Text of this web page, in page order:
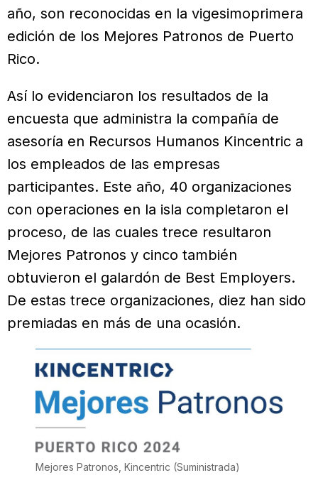
año, son reconocidas en la vigesimoprimera
edición de los Mejores Patronos de Puerto
Rico.
Así lo evidenciaron los resultados de la
encuesta que administra la compañía de
asesoría en Recursos Humanos Kincentric a
los empleados de las empresas
participantes. Este año, 40 organizaciones
con operaciones en la isla completaron el
proceso, de las cuales trece resultaron
Mejores Patronos y cinco también
obtuvieron el galardón de Best Employers.
De estas trece organizaciones, diez han sido
premiadas en más de una ocasión.
Mejores Patronos, Kincentric (Suministrada)